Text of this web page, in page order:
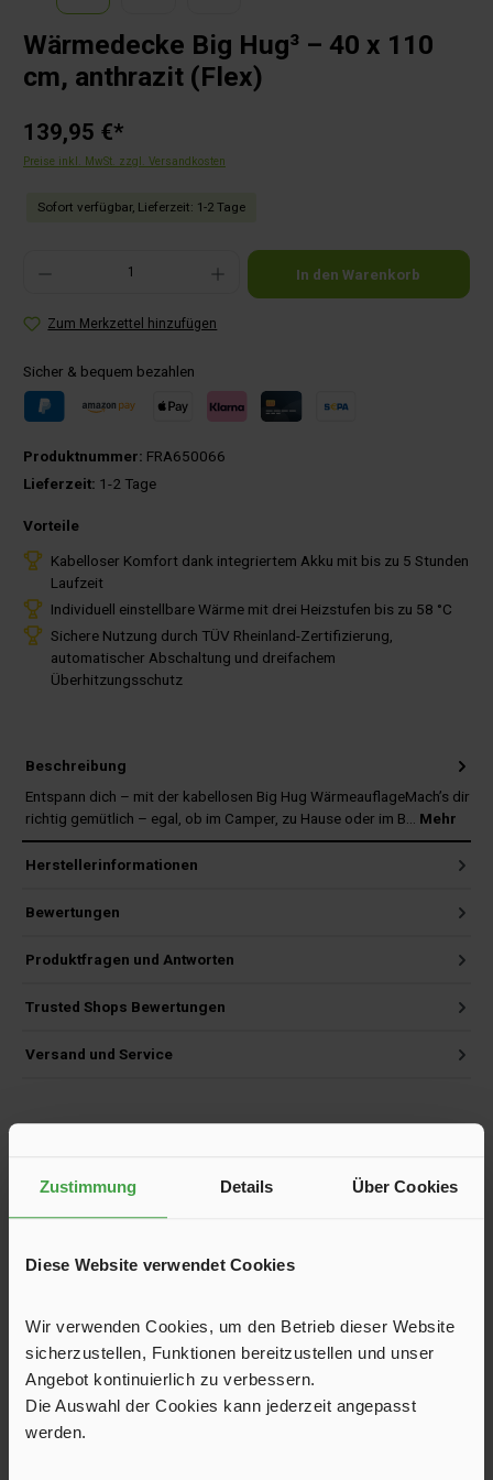
Zustimmung Details Über Cookies
Diese Website verwendet Cookies
Wir verwenden Cookies, um den Betrieb dieser Website
sicherzustellen, Funktionen bereitzustellen und unser
Angebot kontinuierlich zu verbessern.
Die Auswahl der Cookies kann jederzeit angepasst
werden.
Wärmedecke Big Hug³ – 40 x 110
cm, anthrazit (Flex)
139,95 €*
Preise inkl. MwSt. zzgl. Versandkosten
Sofort verfügbar, Lieferzeit: 1-2 Tage
Produkt Anzahl: Gib den gewünschten Wert ein oder benutze die Schaltflächen um die
In den Warenkorb
Zum Merkzettel hinzufügen
Sicher & bequem bezahlen
Produktnummer: FRA650066
Lieferzeit: 1-2 Tage
Vorteile
Kabelloser Komfort dank integriertem Akku mit bis zu 5 Stunden
Laufzeit
Individuell einstellbare Wärme mit drei Heizstufen bis zu 58 °C
Sichere Nutzung durch TÜV Rheinland-Zertifizierung,
automatischer Abschaltung und dreifachem
Überhitzungsschutz
Beschreibung
Entspann dich – mit der kabellosen Big Hug WärmeauflageMach’s dir
richtig gemütlich – egal, ob im Camper, zu Hause oder im B… Mehr
Herstellerinformationen
Bewertungen
Produktfragen und Antworten
Trusted Shops Bewertungen
Versand und Service
Produktgalerie überspringen
Kunden haben sich ebenfalls angesehen